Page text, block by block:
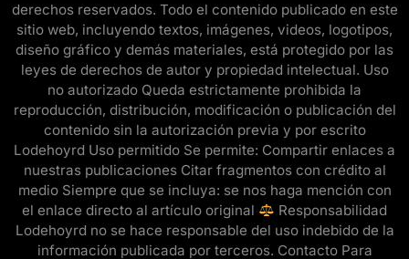
derechos reservados. Todo el contenido publicado en este
sitio web, incluyendo textos, imágenes, videos, logotipos,
diseño gráfico y demás materiales, está protegido por las
leyes de derechos de autor y propiedad intelectual. Uso
no autorizado Queda estrictamente prohibida la
reproducción, distribución, modificación o publicación del
contenido sin la autorización previa y por escrito
Lodehoyrd Uso permitido Se permite: Compartir enlaces a
nuestras publicaciones Citar fragmentos con crédito al
medio Siempre que se incluya: se nos haga mención con
el enlace directo al artículo original
Responsabilidad
Lodehoyrd no se hace responsable del uso indebido de la
información publicada por terceros. Contacto Para